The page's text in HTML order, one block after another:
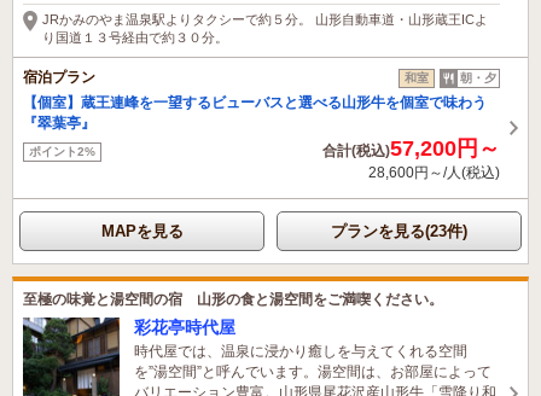
JRかみのやま温泉駅よりタクシーで約５分。 山形自動車道・山形蔵王ICよ
り国道１３号経由で約３０分。
宿泊プラン 和室 朝・夕
【個室】蔵王連峰を一望するビューバスと選べる山形牛を個室で味わう
『翠葉亭』
ポイント2% 合計(税込)57,200円～
28,600円～/人(税込)
MAPを見る プランを見る(23件)
至極の味覚と湯空間の宿 山形の食と湯空間をご満喫ください。
彩花亭時代屋
時代屋では、温泉に浸かり癒しを与えてくれる空間
を”湯空間”と呼んでいます。湯空間は、お部屋によって
バリエーション豊富。山形県尾花沢産山形牛「雪降り和